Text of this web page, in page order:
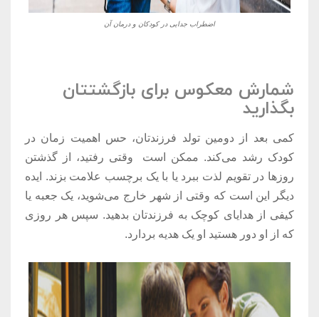
اضطراب جدایی در کودکان و درمان آن
شمارش معکوس برای بازگشتتان
بگذارید
کمی بعد از دومین تولد فرزندتان، حس اهمیت زمان در
کودک رشد می‌کند. ممکن است وقتی رفتید، از گذشتن
روزها در تقویم لذت ببرد یا با یک برچسب علامت بزند. ایده
دیگر این است که وقتی از شهر خارج می‌شوید، یک جعبه یا
کیفی از هدایای کوچک به فرزندتان بدهید. سپس هر روزی
که از او دور هستید او یک هدیه بردارد.